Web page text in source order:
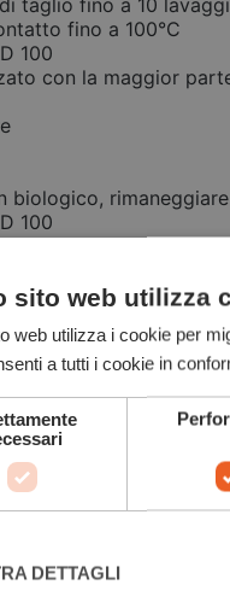
taglio fino a 10 lavaggi
fino a 100°C
100
con la maggior
biologico,
100
in nitrile
A5
sito web utilizza
web utilizza i cookie per
a tutti i cookie in
DETTAGLI